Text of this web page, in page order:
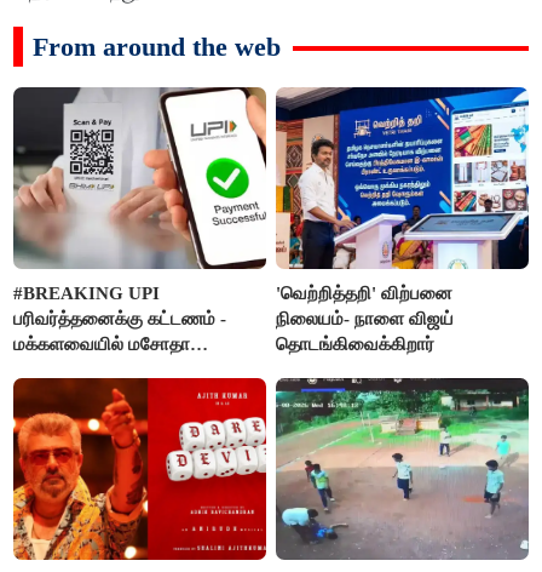
From around the web
#BREAKING UPI
பரிவர்த்தனைக்கு கட்டணம் -
மக்களவையில் மசோதா
'வெற்றித்தறி' விற்பனை
நிலையம்- நாளை விஜய்
தொடங்கிவைக்கிறார்